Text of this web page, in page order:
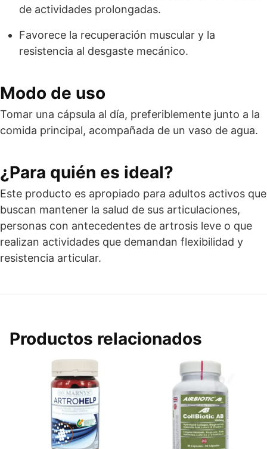
de actividades prolongadas.
Favorece la recuperación muscular y la
resistencia al desgaste mecánico.
Modo de uso
Tomar una cápsula al día, preferiblemente junto a la
comida principal, acompañada de un vaso de agua.
¿Para quién es ideal?
Este producto es apropiado para adultos activos que
buscan mantener la salud de sus articulaciones,
personas con antecedentes de artrosis leve o que
realizan actividades que demandan flexibilidad y
resistencia articular.
Productos relacionados